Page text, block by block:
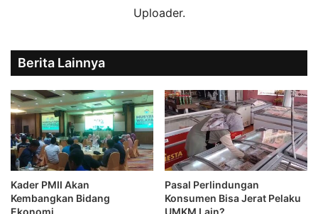
Uploader.
Berita Lainnya
Kader PMII Akan
Kembangkan Bidang
Ekonomi
Pasal Perlindungan
Konsumen Bisa Jerat Pelaku
UMKM Lain?